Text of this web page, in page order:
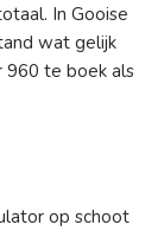
In Gooise
wat gelijk
960 te boek als
op schoot